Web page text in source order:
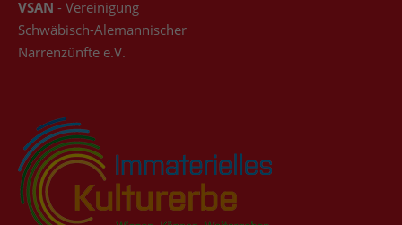
/ 365days
Get in touch
Cybersteel Inc.
376-293 City Road, Suite 600
VSAN - Vereinigung
Schwäbisch-Alemannischer
Narrenzünfte e.V.